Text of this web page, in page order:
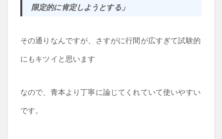
限定的に肯定しようとする」
その通りなんですが、さすがに行間が広すぎて試験的
にもキツイと思います
なので、青本より丁寧に論じてくれていて使いやすい
です。